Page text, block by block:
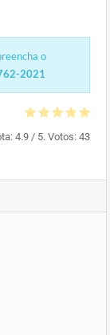
o
2021
4.9 / 5. Votos: 43